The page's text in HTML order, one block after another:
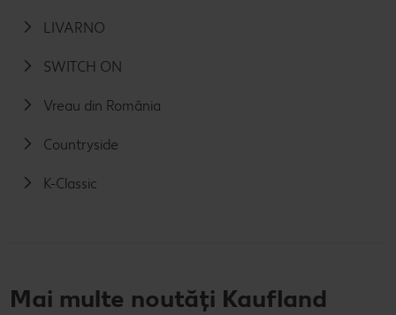
LIVARNO
SWITCH ON
Vreau din România
Countryside
K-Classic
Mai multe noutăți Kaufland